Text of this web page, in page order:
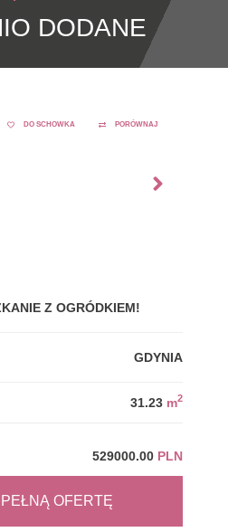
DODANE
DO SCHOWKA PORÓWNAJ
Z OGRÓDKIEM!
GDYNIA
31.23 m2
529000.00 PLN
OFERTĘ